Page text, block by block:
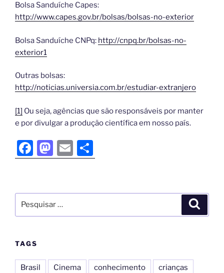
Bolsa Sanduíche Capes:
http://www.capes.gov.br/bolsas/bolsas-no-exterior
Bolsa Sanduíche CNPq: http://cnpq.br/bolsas-no-
exterior1
Outras bolsas:
http://noticias.universia.com.br/estudiar-extranjero
[1] Ou seja, agências que são responsáveis por manter
e por divulgar a produção científica em nosso país.
F
a
e
b
o
k
M
a
o
d
E
m
l
h
e
TAGS
Brasil Cinema conhecimento crianças